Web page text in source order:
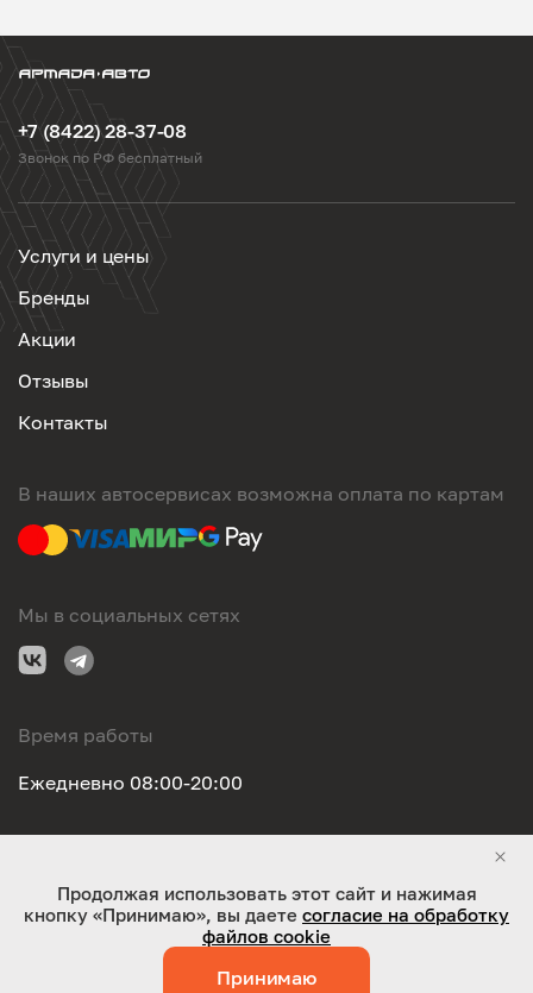
+7 (8422) 28-37-08
Звонок по РФ бесплатный
Услуги и цены
Бренды
Акции
Отзывы
Контакты
В наших автосервисах возможна оплата по картам
Мы в социальных сетях
Время работы
Ежедневно 08:00-20:00
ООО "Оригинал-сервис". Все права защищены 2026
Работает на технологиях:Jaky
Продолжая использовать этот сайт и нажимая
кнопку «Принимаю», вы даете согласие на обработку
файлов cookie
Принимаю